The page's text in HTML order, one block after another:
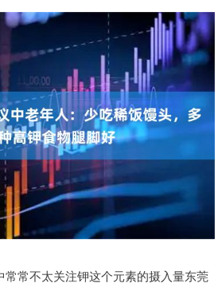
常不太关注钾这个元素的摄入量东莞